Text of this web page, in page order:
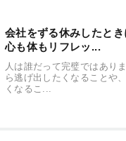
会社をずる休みしたとき
心も体もリフレッ...
人は誰だって完璧ではあり
ら逃げ出したくなることや
くなるこ...